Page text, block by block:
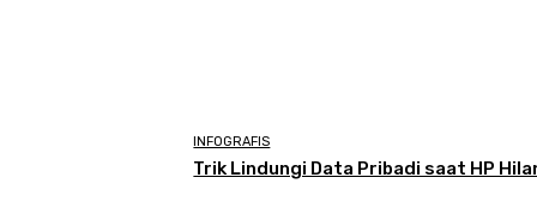
INFOGRAFIS
Trik Lindungi Data Pribadi saat HP